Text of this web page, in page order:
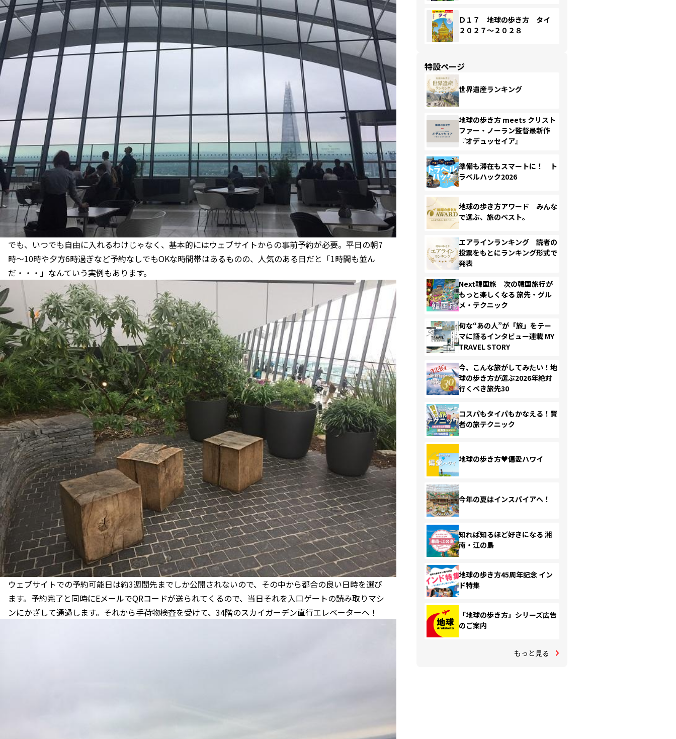
でも、いつでも自由に入れるわけじゃなく、基本的にはウェブサイトからの事前予約が必要。平日の朝7
時～10時や夕方6時過ぎなど予約なしでもOKな時間帯はあるものの、人気のある日だと「1時間も並ん
だ・・・」なんていう実例もあります。
ウェブサイトでの予約可能日は約3週間先までしか公開されないので、その中から都合の良い日時を選び
ます。予約完了と同時にEメールでQRコードが送られてくるので、当日それを入口ゲートの読み取りマシ
ンにかざして通過します。それから手荷物検査を受けて、34階のスカイガーデン直行エレベーターへ！
Ｄ１７ 地球の歩き方 タイ
２０２７～２０２８
特設ページ
世界遺産ランキング
地球の歩き方 meets クリスト
ファー・ノーラン監督最新作
『オデュッセイア』
準備も滞在もスマートに！ ト
ラベルハック2026
地球の歩き方アワード みんな
で選ぶ、旅のベスト。
エアラインランキング 読者の
投票をもとにランキング形式で
発表
Next韓国旅 次の韓国旅行が
もっと楽しくなる 旅先・グル
メ・テクニック
旬な“あの人”が「旅」をテー
マに語るインタビュー連載 MY
TRAVEL STORY
今、こんな旅がしてみたい！地
球の歩き方が選ぶ2026年絶対
行くべき旅先30
コスパもタイパもかなえる！賢
者の旅テクニック
地球の歩き方♥偏愛ハワイ
今年の夏はインスパイアへ！
知れば知るほど好きになる 湘
南・江の島
地球の歩き方45周年記念 イン
ド特集
「地球の歩き方」シリーズ広告
のご案内
もっと見る